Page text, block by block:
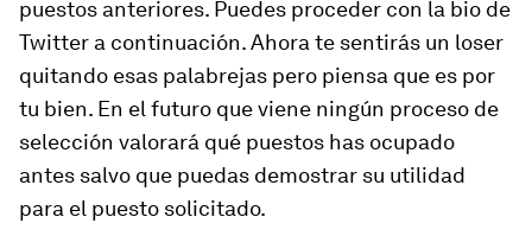
puestos anteriores. Puedes proceder con la bio de
Twitter a continuación. Ahora te sentirás un loser
quitando esas palabrejas pero piensa que es por
tu bien. En el futuro que viene ningún proceso de
selección valorará qué puestos has ocupado
antes salvo que puedas demostrar su utilidad
para el puesto solicitado.